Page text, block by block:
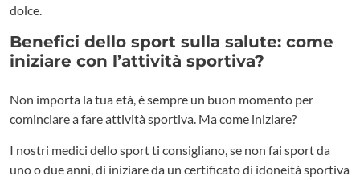
dolce.
Benefici dello sport sulla salute: come
iniziare con l’attività sportiva?
Non importa la tua età, è sempre un buon momento per
cominciare a fare attività sportiva. Ma come iniziare?
I nostri medici dello sport ti consigliano, se non fai sport da
uno o due anni, di iniziare da un certificato di idoneità sportiva